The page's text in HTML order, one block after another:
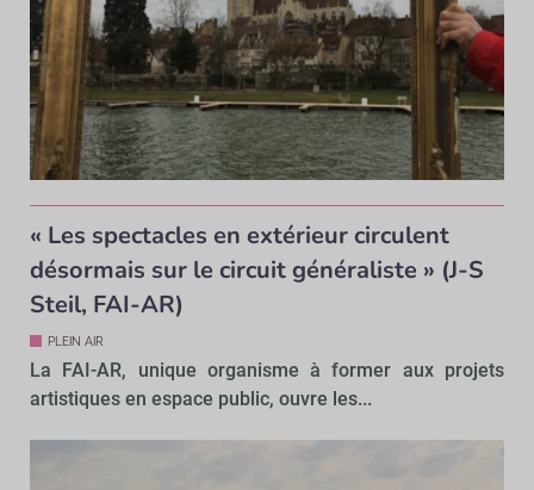
« Les spectacles en extérieur circulent
désormais sur le circuit généraliste » (J-S
Steil, FAI-AR)
PLEIN AIR
La FAI-AR, unique organisme à former aux projets
artistiques en espace public, ouvre les...